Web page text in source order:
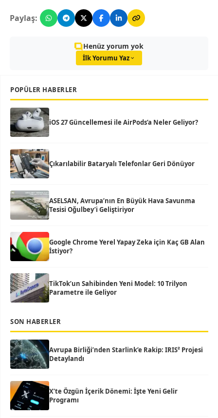
Paylaş:
Henüz yorum yok
İlk Yorumu Yaz
POPÜLER HABERLER
iOS 27 Güncellemesi ile AirPods’a Neler Geliyor?
Çıkarılabilir Bataryalı Telefonlar Geri Dönüyor
ASELSAN, Avrupa’nın En Büyük Hava Savunma
Tesisi Oğulbey’i Geliştiriyor
Google Chrome Yerel Yapay Zeka için Kaç GB Alan
İstiyor?
TikTok’un Sahibinden Yeni Model: 10 Trilyon
Parametre ile Geliyor
SON HABERLER
Avrupa Birliği’nden Starlink’e Rakip: IRIS² Projesi
Detaylandı
X’te Özgün İçerik Dönemi: İşte Yeni Gelir
Programı